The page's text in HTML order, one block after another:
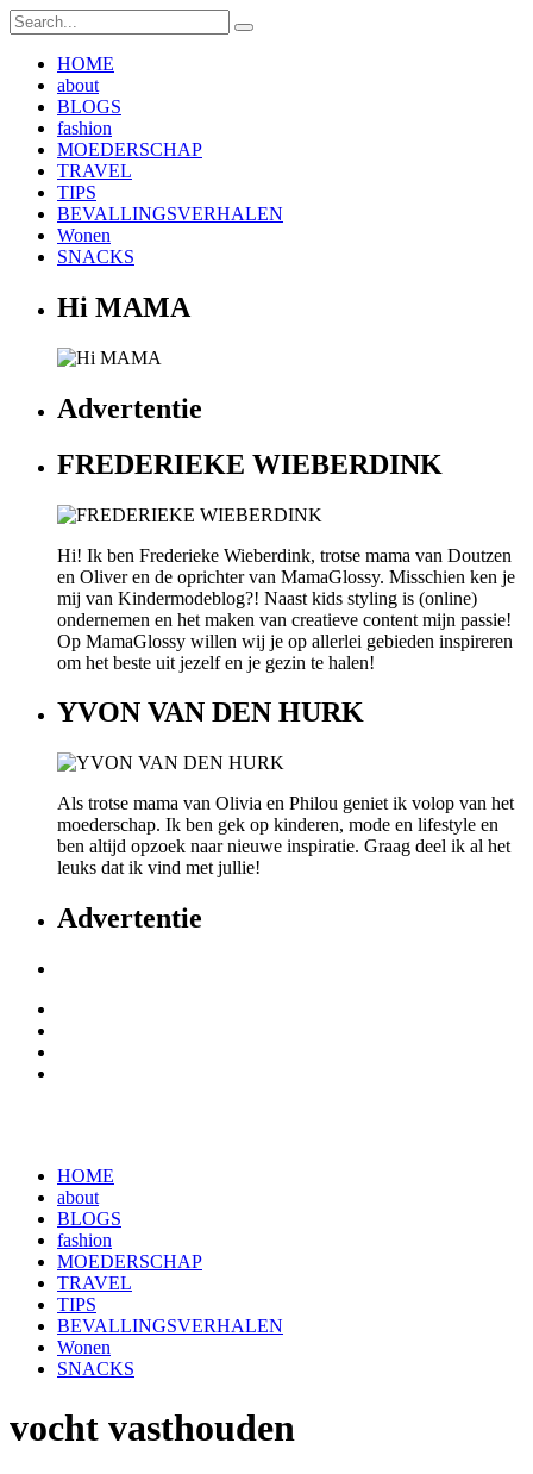
HOME
about
BLOGS
fashion
MOEDERSCHAP
TRAVEL
TIPS
BEVALLINGSVERHALEN
Wonen
SNACKS
Hi MAMA
Advertentie
FREDERIEKE WIEBERDINK
Hi! Ik ben Frederieke Wieberdink, trotse mama van Doutzen
en Oliver en de oprichter van MamaGlossy. Misschien ken je
mij van Kindermodeblog?! Naast kids styling is (online)
ondernemen en het maken van creatieve content mijn passie!
Op MamaGlossy willen wij je op allerlei gebieden inspireren
om het beste uit jezelf en je gezin te halen!
YVON VAN DEN HURK
Als trotse mama van Olivia en Philou geniet ik volop van het
moederschap. Ik ben gek op kinderen, mode en lifestyle en
ben altijd opzoek naar nieuwe inspiratie. Graag deel ik al het
leuks dat ik vind met jullie!
Advertentie
HOME
about
BLOGS
fashion
MOEDERSCHAP
TRAVEL
TIPS
BEVALLINGSVERHALEN
Wonen
SNACKS
vocht vasthouden